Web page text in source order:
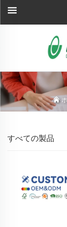
すべての製品